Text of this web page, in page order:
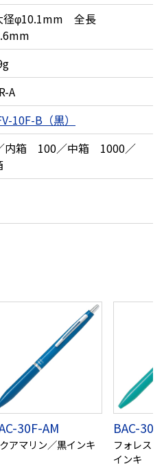
径φ10.1mm 全長
A
10F-B（黒）
内箱 100／中箱 1000／
30F-AM
アマリン／黒インキ
BAC-
フォレス
インキ